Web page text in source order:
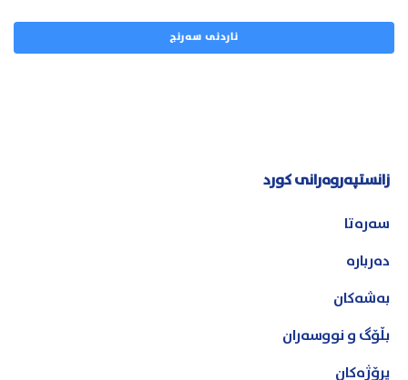
زانستپەروەرانی کورد
سەرەتا
دەربارە
بەشەکان
بڵۆگ و نووسەران
پڕۆژەکان